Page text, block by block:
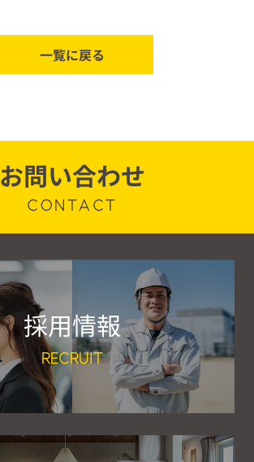
一覧に戻る
お問い合わせ
CONTACT
採用情報
RECRUIT